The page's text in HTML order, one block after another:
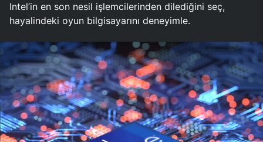
Intel’in en son nesil işlemcilerinden dilediğini seç,
hayalindeki oyun bilgisayarını deneyimle.